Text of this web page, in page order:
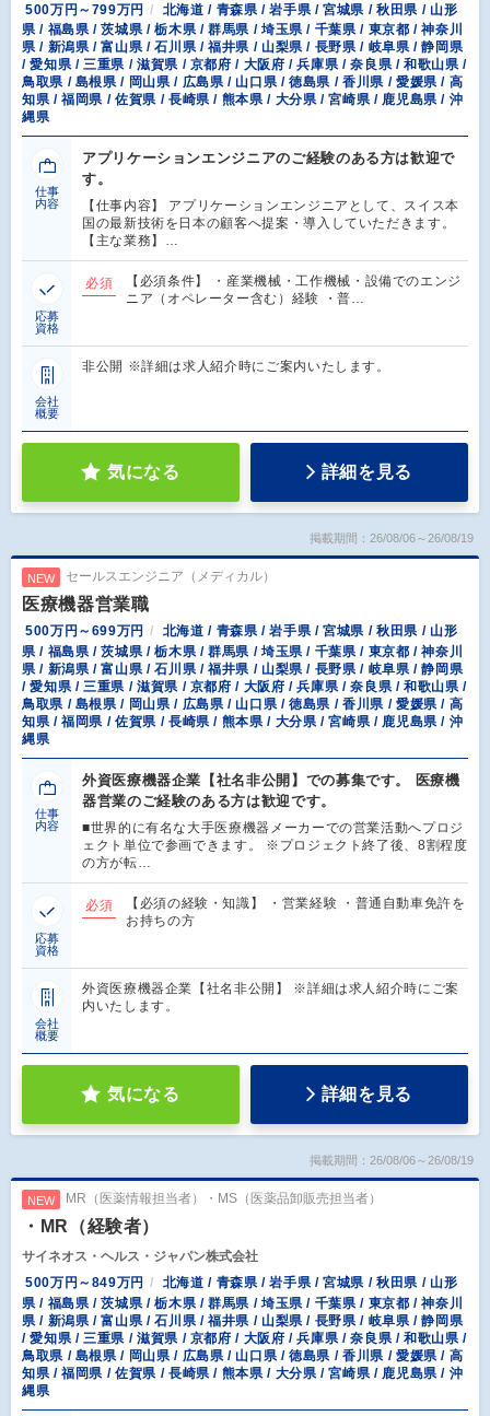
500万円～799万円
北海道 / 青森県 / 岩手県 / 宮城県 / 秋田県 / 山形
県 / 福島県 / 茨城県 / 栃木県 / 群馬県 / 埼玉県 / 千葉県 / 東京都 / 神奈川
県 / 新潟県 / 富山県 / 石川県 / 福井県 / 山梨県 / 長野県 / 岐阜県 / 静岡県
/ 愛知県 / 三重県 / 滋賀県 / 京都府 / 大阪府 / 兵庫県 / 奈良県 / 和歌山県 /
鳥取県 / 島根県 / 岡山県 / 広島県 / 山口県 / 徳島県 / 香川県 / 愛媛県 / 高
知県 / 福岡県 / 佐賀県 / 長崎県 / 熊本県 / 大分県 / 宮崎県 / 鹿児島県 / 沖
縄県
仕事
内容
アプリケーションエンジニアのご経験のある方は歓迎で
す。
【仕事内容】 アプリケーションエンジニアとして、スイス本
国の最新技術を日本の顧客へ提案・導入していただきます。
【主な業務】…
応募
資格
必須
【必須条件】 ・産業機械・工作機械・設備でのエンジ
ニア（オペレーター含む）経験 ・普…
会社
概要
非公開 ※詳細は求人紹介時にご案内いたします。
気になる 詳細を見る
掲載期間：26/08/06～26/08/19
NEW セールスエンジニア（メディカル）
医療機器営業職
500万円～699万円
北海道 / 青森県 / 岩手県 / 宮城県 / 秋田県 / 山形
県 / 福島県 / 茨城県 / 栃木県 / 群馬県 / 埼玉県 / 千葉県 / 東京都 / 神奈川
県 / 新潟県 / 富山県 / 石川県 / 福井県 / 山梨県 / 長野県 / 岐阜県 / 静岡県
/ 愛知県 / 三重県 / 滋賀県 / 京都府 / 大阪府 / 兵庫県 / 奈良県 / 和歌山県 /
鳥取県 / 島根県 / 岡山県 / 広島県 / 山口県 / 徳島県 / 香川県 / 愛媛県 / 高
知県 / 福岡県 / 佐賀県 / 長崎県 / 熊本県 / 大分県 / 宮崎県 / 鹿児島県 / 沖
縄県
仕事
内容
外資医療機器企業【社名非公開】での募集です。 医療機
器営業のご経験のある方は歓迎です。
■世界的に有名な大手医療機器メーカーでの営業活動へプロジ
ェクト単位で参画できます。 ※プロジェクト終了後、8割程度
の方が転…
応募
資格
必須
【必須の経験・知識】 ・営業経験 ・普通自動車免許を
お持ちの方
会社
概要
外資医療機器企業【社名非公開】 ※詳細は求人紹介時にご案
内いたします。
気になる 詳細を見る
掲載期間：26/08/06～26/08/19
NEW MR（医薬情報担当者）・MS（医薬品卸販売担当者）
・MR（経験者）
サイネオス・ヘルス・ジャパン株式会社
500万円～849万円
北海道 / 青森県 / 岩手県 / 宮城県 / 秋田県 / 山形
県 / 福島県 / 茨城県 / 栃木県 / 群馬県 / 埼玉県 / 千葉県 / 東京都 / 神奈川
県 / 新潟県 / 富山県 / 石川県 / 福井県 / 山梨県 / 長野県 / 岐阜県 / 静岡県
/ 愛知県 / 三重県 / 滋賀県 / 京都府 / 大阪府 / 兵庫県 / 奈良県 / 和歌山県 /
鳥取県 / 島根県 / 岡山県 / 広島県 / 山口県 / 徳島県 / 香川県 / 愛媛県 / 高
知県 / 福岡県 / 佐賀県 / 長崎県 / 熊本県 / 大分県 / 宮崎県 / 鹿児島県 / 沖
縄県